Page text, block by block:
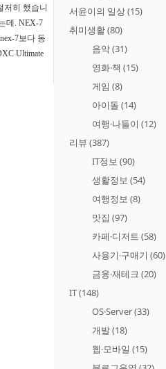
히 했습니
데. NEX-7
7보다 동
Ultimate
서윤이의 일상(15)
취미생활(80)
음악(31)
영화·책 (15)
게임 (8)
아이돌 (14)
여행·나들이 (12)
리뷰 (387)
IT정보 (90)
생활정보 (54)
여행정보 (8)
맛집 (97)
카페·디저트 (58)
사용기·구매기 (60)
금융·재테크 (20)
IT(148)
OS·Server(33)
개발(18)
웹·모바일 (15)